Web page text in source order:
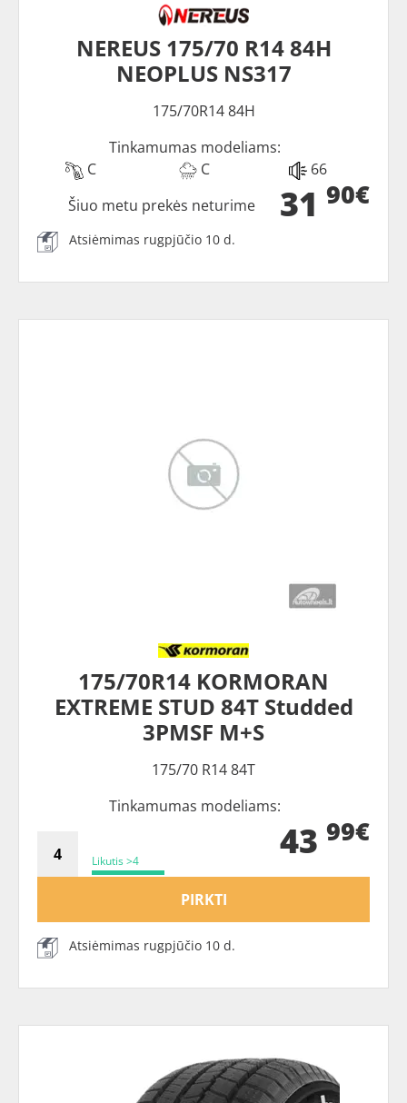
NEREUS 175/70 R14 84H
NEOPLUS NS317
175/70R14 84H
Tinkamumas modeliams:
C
C 66
31 90€
Šiuo metu prekės neturime
Atsiėmimas rugpjūčio 10 d.
175/70R14 KORMORAN
EXTREME STUD 84T Studded
3PMSF M+S
175/70 R14 84T
Tinkamumas modeliams:
Likutis >4 43 99€
PIRKTI
Atsiėmimas rugpjūčio 10 d.